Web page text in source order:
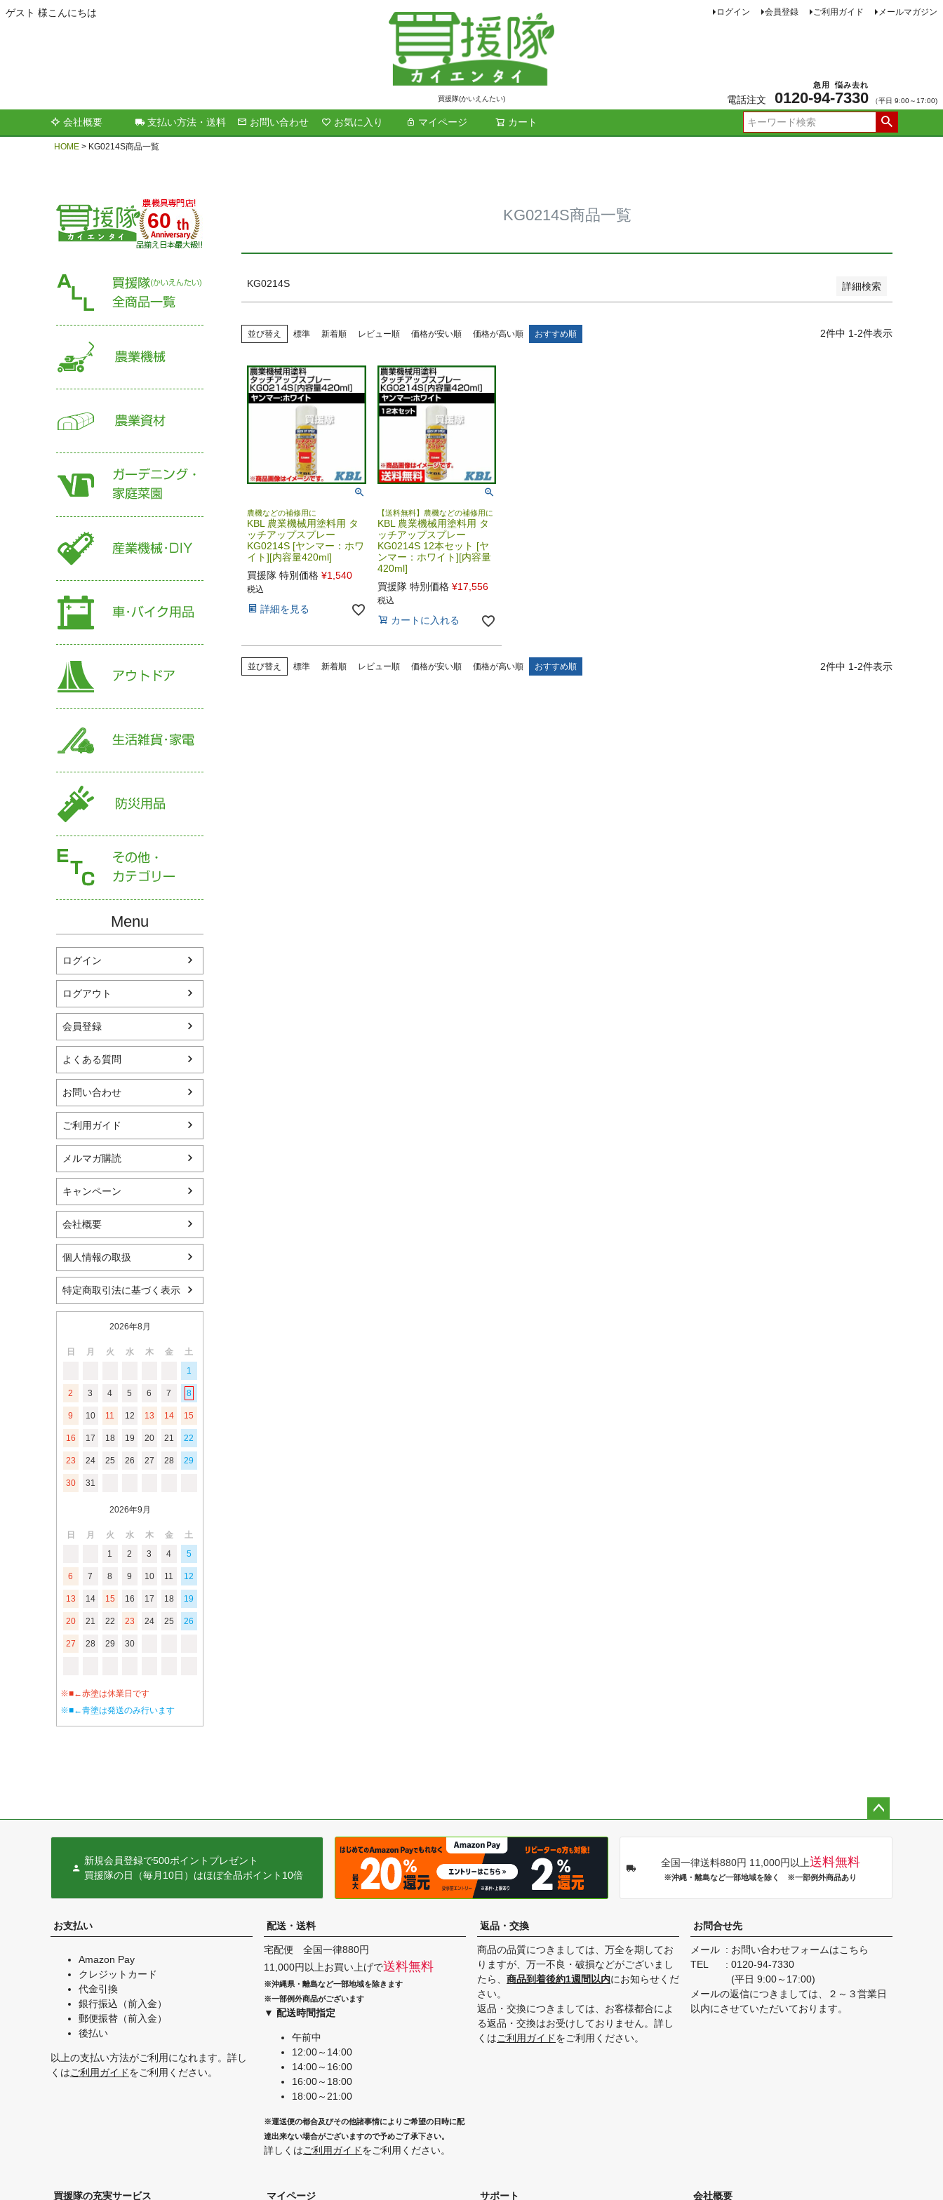
ゲスト 様こんにちは
買援隊(かいえんたい)
ログイン 会員登録 ご利用ガイド メールマガジン
電話注文 0120-94
急用
-7330
悩み去れ
（平日 9:00～17:00)
会社概要 支払い方法・送料 お問い合わせ お気に入り マイページ カート
検索
HOME KG0214S商品一覧
60
Menu
ログイン
ログアウト
会員登録
よくある質問
お問い合わせ
ご利用ガイド
メルマガ購読
キャンペーン
会社概要
個人情報の取扱
特定商取引法に基づく表示
2026年8月
日 月 火 水 木 金
土
1
2 3 4 5 6 7 8
9 10 11 12 13 14 15
16 17 18 19 20 21 22
23 24 25 26 27 28 29
30 31
2026年9月
日 月 火 水 木 金
土
1
2 3 4 5
6 7 8 9 10 11 12
13 14 15 16 17 18 19
20 21 22 23 24 25 26
27 28 29 30
※■←赤塗は休業日です
※■←青塗は発送のみ行います
KG0214S商品一覧
KG0214S 詳細検索
価格
レビュー順
検索
並び替え 標準 新着順 レビュー順 価格が安い順 価格が高い順 おすすめ順 2件中 1-2件表示
農機などの補修用に
KBL 農業機械用塗料用 タ
ッチアップスプレー
KG0214S [ヤンマー：ホワ
イト][内容量420ml]
買援隊 特別価格 ¥1,540
税込
詳細を見る
【送料無料】農機などの補修用に
KBL 農業機械用塗料用 タ
ッチアップスプレー
KG0214S 12本セット [ヤ
ンマー：ホワイト][内容量
420ml]
買援隊 特別価格 ¥17,556
税込
カートに入れる
並び替え 標準 新着順 レビュー順 価格が安い順 価格が高い順 おすすめ順 2件中 1-2件表示
新規会員登録で500ポイントプレゼント
買援隊の日（毎月10日）はほぼ全品ポイント10倍
全国一律送料880円 11,000円以上送料無料
※沖縄・離島など一部地域を除く ※一部例外商品あり
お支払い
Amazon Pay
クレジットカード
代金引換
銀行振込（前入金）
郵便振替（前入金）
後払い
以上の支払い方法がご利用になれます。詳し
くはご利用ガイドをご利用ください。
配送・送料
宅配便 全国一律880円
11,000円以上お買い上げで送料無料
※沖縄県・離島など一部地域を除きます
※一部例外商品がございます
▼ 配送時間指定
午前中
12:00～14:00
14:00～16:00
16:00～18:00
18:00～21:00
※運送便の都合及びその他諸事情によりご希望の日時に配
達出来ない場合がございますので予めご了承下さい。
詳しくはご利用ガイドをご利用ください。
返品・交換
商品の品質につきましては、万全を期してお
りますが、万一不良・破損などがございまし
たら、 商品到着後約1週間以内にお知らせくだ
さい。
返品・交換につきましては、お客様都合によ
る返品・交換はお受けしておりません。詳し
くはご利用ガイドをご利用ください。
お問合せ先
メール
お問い合わせフォームはこちら
TEL
0120-94-7330
(平日 9:00～17:00)
メールの返信につきましては、２～３営業日
以内にさせていただいております。
買援隊の充実サービス マイページ サポート 会社概要